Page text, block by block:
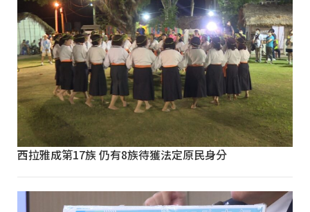
西拉雅成第17族 仍有8族待獲法定原民身分